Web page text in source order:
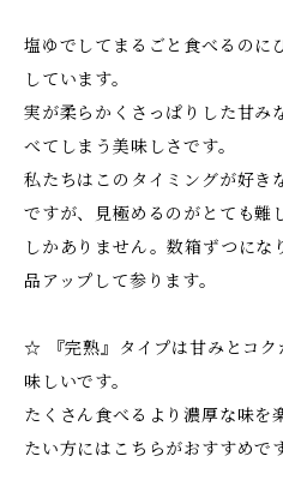
塩ゆでしてまるごと食べるのに
しています。
実が柔らかくさっぱりした甘み
べてしまう美味しさです。
私たちはこのタイミングが好き
ですが、見極めるのがとても難
しかありません。数箱ずつに
品アップして参ります。
☆ 『完熟』タイプは甘みとコク
味しいです。
たくさん食べるより濃厚な味を
たい方にはこちらがおすすめで